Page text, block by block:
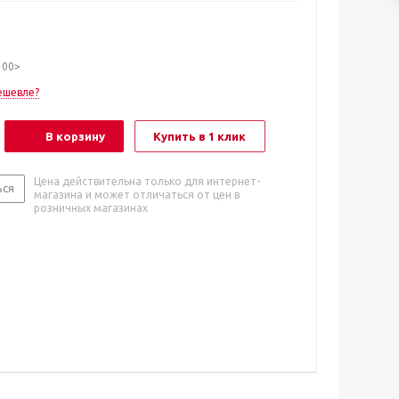
В корзину Купить в 1 клик
Цена действительна только для интернет-
магазина и может отличаться от цен в
розничных магазинах